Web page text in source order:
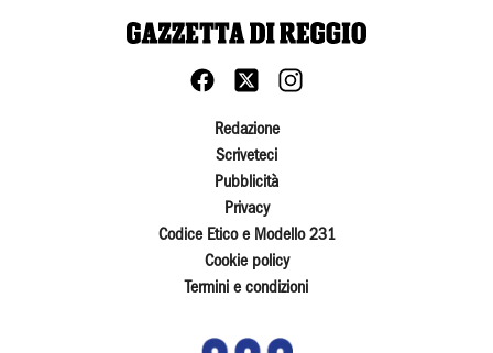
Redazione
Scriveteci
Pubblicità
Privacy
Codice Etico e Modello 231
Cookie policy
Termini e condizioni